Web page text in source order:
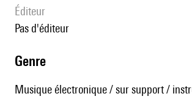
éditeur
pas d'éditeur
genre
Musique électronique / sur support /